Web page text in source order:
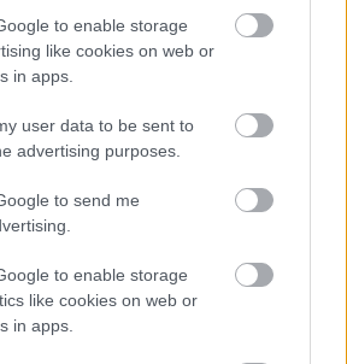
to enable storage
like cookies on web or
in apps.
user data to be sent to
advertising purposes.
to send me
to enable storage
like cookies on web or
in apps.